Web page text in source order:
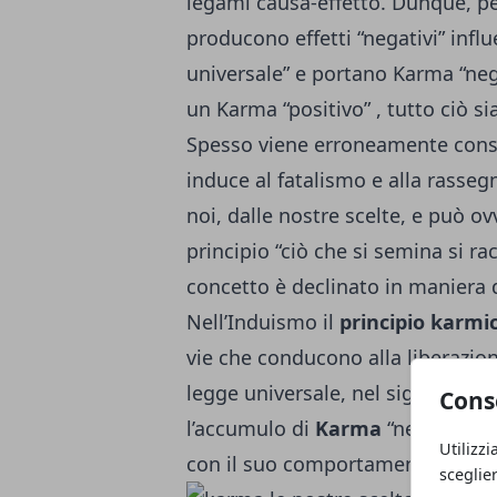
producono effetti “negativi”
universale” e portano Karma
un Karma “positivo” , tutto ciò
Spesso viene erroneamente
induce al fatalismo e alla
noi, dalle nostre scelte, e può
principio “ciò che si semina si
concetto è declinato in maniera
Nell’Induismo il principio
vie che conducono alla
legge universale, nel significato
l’accumulo di Karma
con il suo comportamento